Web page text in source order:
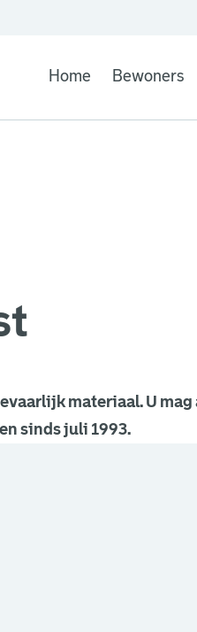
Home Bewoners
materiaal. U
sinds juli 1993.